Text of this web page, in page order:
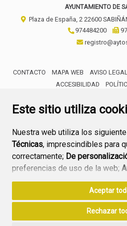
Este sitio utiliza
Nuestra web utiliza los
Técnicas, imprescindibles para
correctamente; De
preferencias de uso de la web;
funcionamiento de la web y sus
Si acepta pulsando el botón
consideramos que acepta su
Aceptar
Rechazar
AYUNTAMIENTO DE
Plaza de España, 2 22600
974484200
CONTACTO MAPA WEB AVISO
ACCESIBILIDAD